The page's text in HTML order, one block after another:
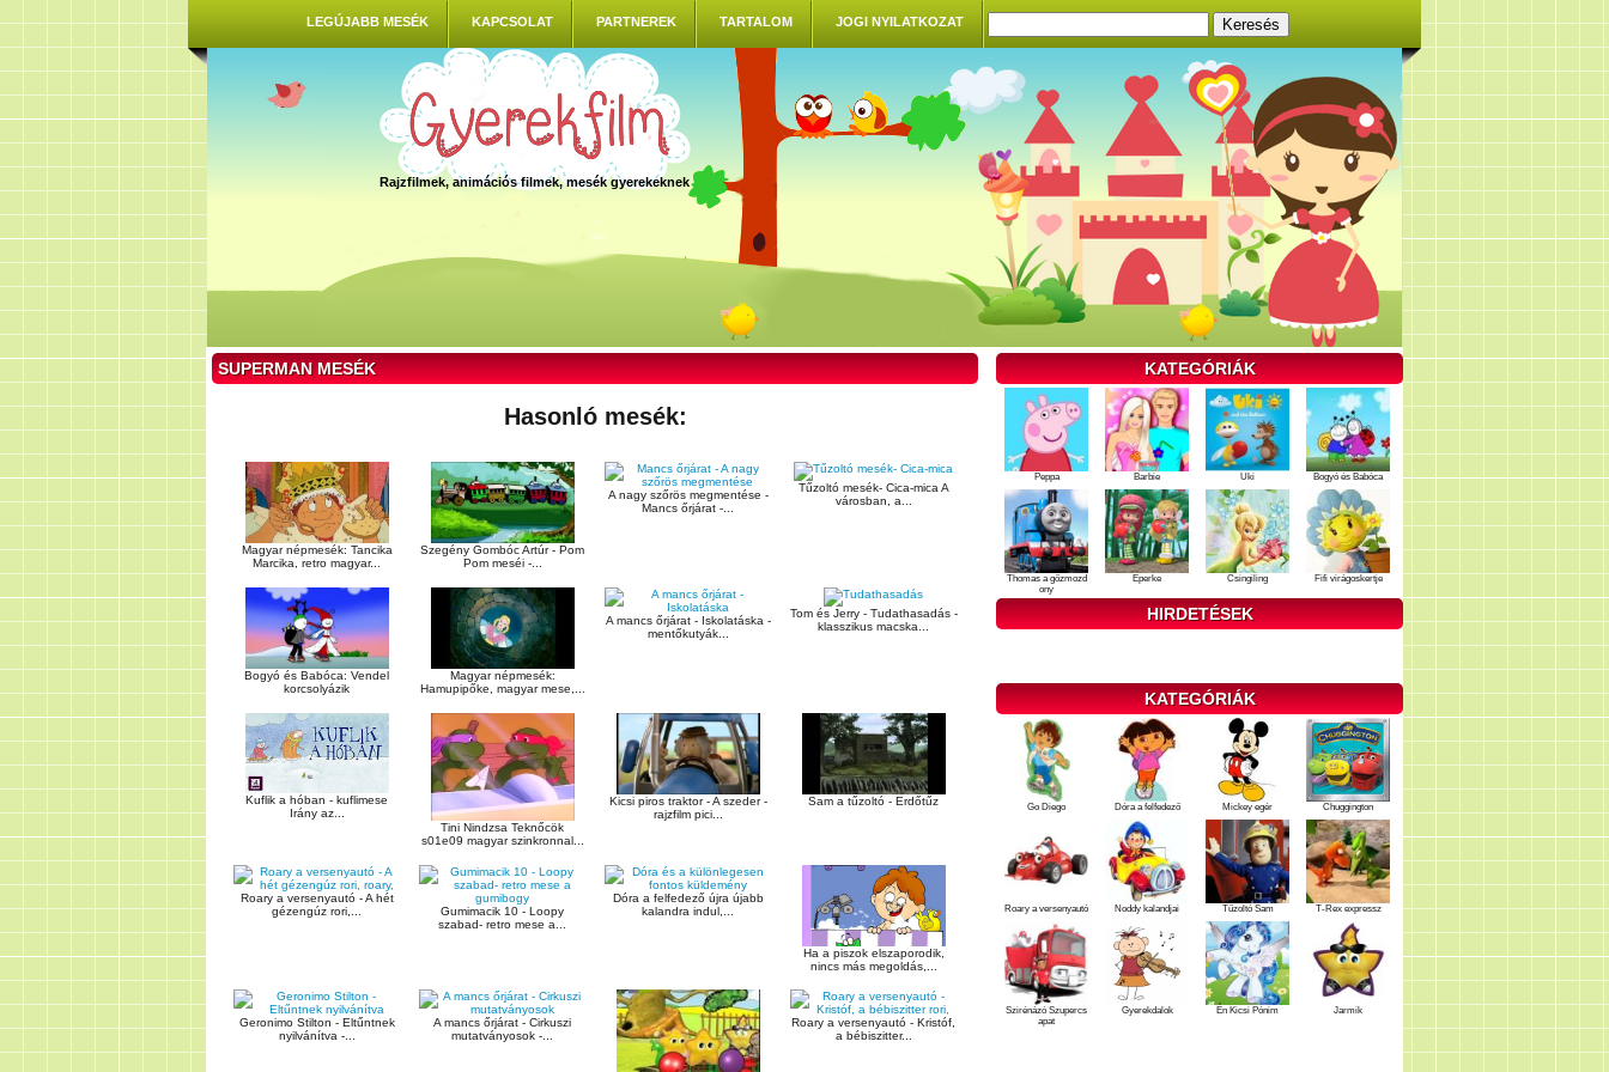
LEGÚJABB MESÉK KAPCSOLAT PARTNEREK TARTALOM JOGI NYILATKOZAT
Rajzfilmek, animációs filmek, mesék gyerekeknek
SUPERMAN MESÉK
Hasonló mesék:
Magyar népmesék: Tancika
Marcika, retro magyar...
Szegény Gombóc Artúr - Pom
Pom meséi -...
A nagy szőrös megmentése -
Mancs őrjárat -...
Tűzoltó mesék- Cica-mica A
városban, a...
Bogyó és Babóca: Vendel
korcsolyázik
Magyar népmesék:
Hamupipőke, magyar mese,...
A mancs őrjárat - Iskolatáska -
mentőkutyák...
Tom és Jerry - Tudathasadás -
klasszikus macska...
Kuflik a hóban - kuflimese
Irány az...
Tini Nindzsa Teknőcök
s01e09 magyar szinkronnal...
Kicsi piros traktor - A szeder -
rajzfilm pici...
Sam a tűzoltó - Erdőtűz
Roary a versenyautó - A hét
gézengúz rori,...
Gumimacik 10 - Loopy
szabad- retro mese a...
Dóra a felfedező újra újabb
kalandra indul,...
Ha a piszok elszaporodik,
nincs más megoldás,...
Geronimo Stilton - Eltűntnek
nyilvánítva -...
A mancs őrjárat - Cirkuszi
mutatványosok -...
Roary a versenyautó - Kristóf,
a bébiszitter...
KATEGÓRIÁK
Peppa Barbie Uki Bogyó és Babóca
Thomas a gőzmozd
ony
Eperke Csingiling Fifi virágoskertje
HIRDETÉSEK
KATEGÓRIÁK
Go Diego Dóra a felfedező Mickey egér Chuggington
Roary a versenyautó Noddy kalandjai Tűzoltó Sam T-Rex expressz
Szirénázó Szupercs
apat
Gyerekdalok Én Kicsi Pónim Jarmik